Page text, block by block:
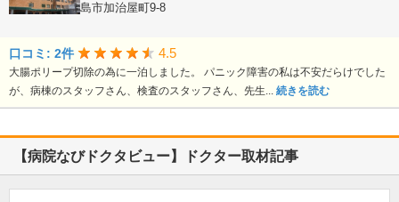
鹿児島県鹿児島市加治屋町9-8
口コミ: 2件 4.5
大腸ポリープ切除の為に一泊しました。 パニック障害の私は不安だらけでした
が、病棟のスタッフさん、検査のスタッフさん、先生... 続きを読む
【病院なびドクタビュー】ドクター取材記事